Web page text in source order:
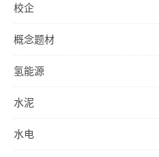
校企
概念题材
氢能源
水泥
水电